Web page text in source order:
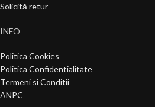
Solicită retur
INFO
Politica Cookies
Politica Confidentialitate
Termeni si Conditii
ANPC